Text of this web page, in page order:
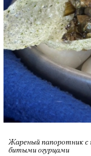
Жареный папоротник
битыми огурцами